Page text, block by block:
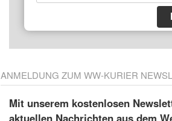
ANMELDUNG ZUM WW-KURIER
Mit unserem kostenlosen